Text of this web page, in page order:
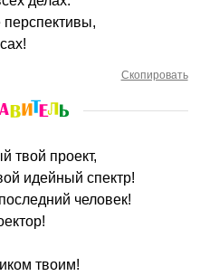
перспективы,
Скопировать
твой проект,
идейный спектр!
человек!
твоим!